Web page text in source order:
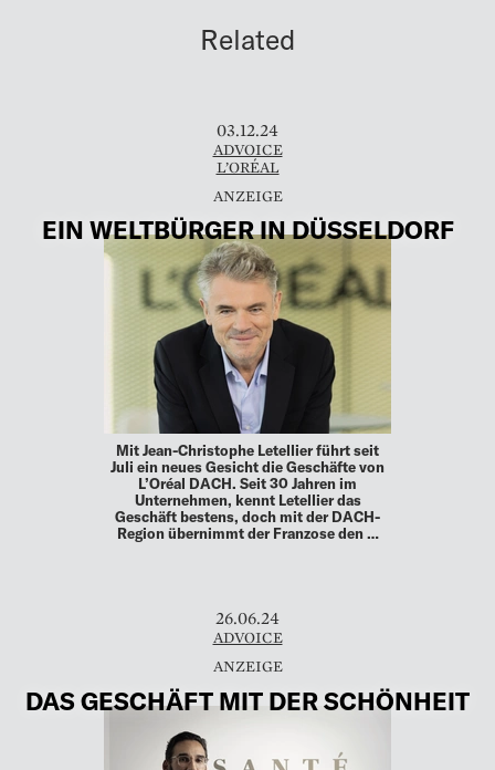
Related
03.12.24
ADVOICE
L’ORÉAL
EIN WELTBÜRGER IN DÜSSELDORF
Mit Jean-Christophe Letellier führt seit
Juli ein neues Gesicht die Geschäfte von
L’Oréal DACH. Seit 30 Jahren im
Unternehmen, kennt Letellier das
Geschäft bestens, doch mit der DACH-
Region übernimmt der Franzose den …
26.06.24
ADVOICE
DAS GESCHÄFT MIT DER SCHÖNHEIT